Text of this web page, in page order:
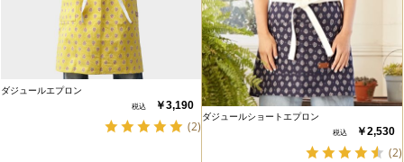
ダジュールエプロン
￥3,190
(2)
ダジュールショートエプロン
￥2,530
(2)